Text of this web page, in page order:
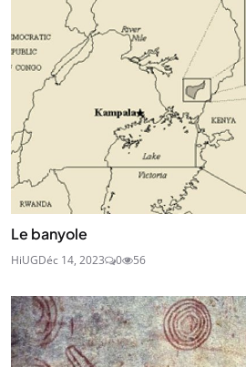
Le banyole
HiUGDéc 14, 2023 0 56